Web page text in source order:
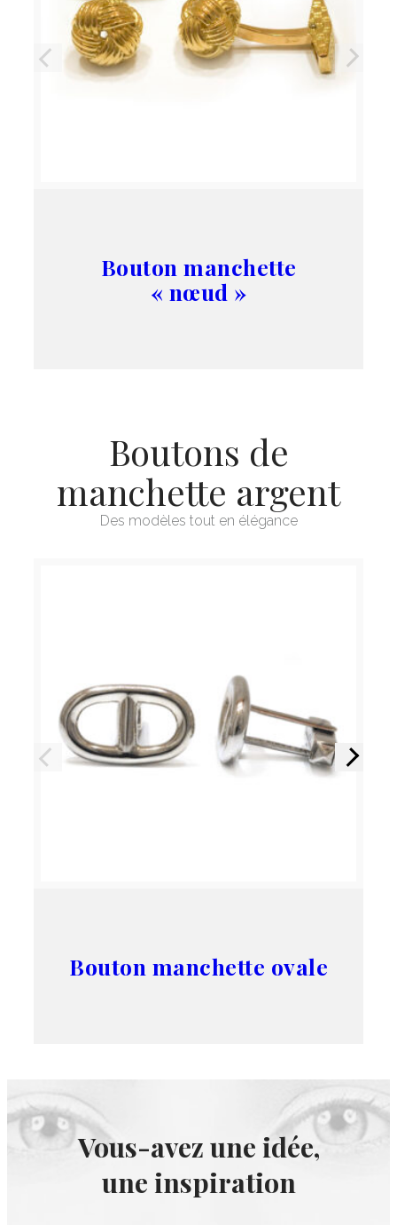
Précédent Suivant
Bouton manchette
« nœud »
Boutons de
manchette argent
Des modèles tout en élégance
Précédent Suivant
Bouton manchette ovale
Vous-avez une idée,
une inspiration